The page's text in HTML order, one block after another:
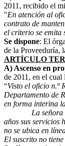
2011, recibido el
"En atención al
contrato de
el criterio se emita
Se dispone: El
de la Proveeduría,
ARTÍCULO
A) Ascenso en
de 2011, en el cual
“Visto el oficio n.º
Departamento de
en forma interina
La señora
años sus servicios
no se ubica en
El suscrito no